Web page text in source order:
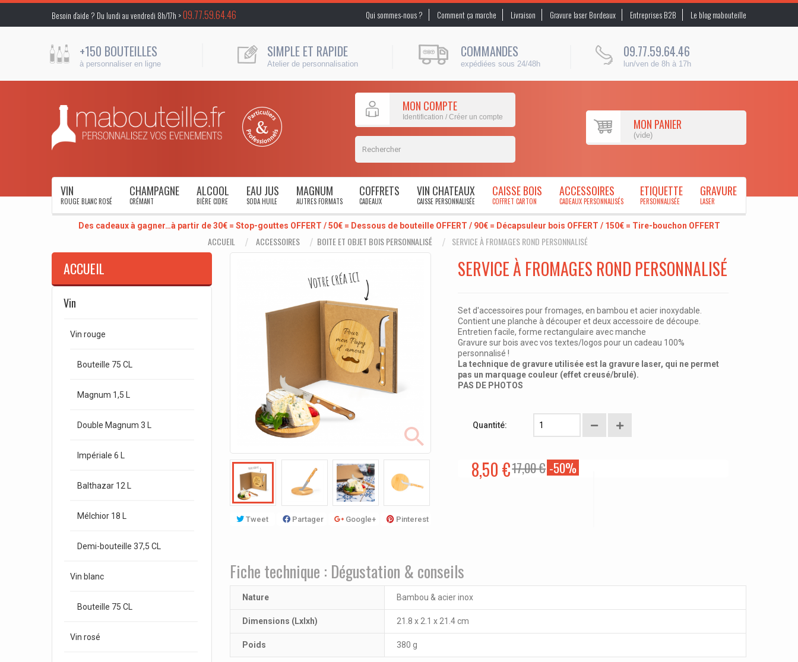
Besoin d’aide ? Du lundi au vendredi 8h/17h >09.77.59.64.46 Qui sommes-nous ? Comment ça marche Livraison Gravure laser Bordeaux Entreprises B2B Le blog mabouteille
+150 BOUTEILLES
à personnaliser en ligne
SIMPLE ET RAPIDE
Atelier de personnalisation
COMMANDES
expédiées sous 24/48h
09.77.59.64.46
lun/ven de 8h à 17h
MON COMPTE
Identification / Créer un compte MON PANIER
(vide)
VIN
ROUGE BLANC ROSÉ
CHAMPAGNE
CRÉMANT
ALCOOL
BIÈRE CIDRE
EAU JUS
SODA HUILE
MAGNUM
AUTRES FORMATS
COFFRETS
CADEAUX
VIN CHATEAUX
CAISSE PERSONNALISÉE
CAISSE BOIS
COFFRET CARTON
ACCESSOIRES
CADEAUX PERSONNALISÉS
ETIQUETTE
PERSONNALISÉE
GRAVURE
LASER
Des cadeaux à gagner…à partir de 30€ = Stop-gouttes OFFERT / 50€ = Dessous de bouteille OFFERT / 90€ = Décapsuleur bois OFFERT / 150€ = Tire-bouchon OFFERT
ACCUEIL ACCESSOIRES BOITE ET OBJET BOIS PERSONNALISÉ SERVICE À FROMAGES ROND PERSONNALISÉ
ACCUEIL
Vin
Vin rouge
Bouteille 75 CL
Magnum 1,5 L
Double Magnum 3 L
Impériale 6 L
Balthazar 12 L
Mélchior 18 L
Demi-bouteille 37,5 CL
Vin blanc
Bouteille 75 CL
Vin rosé
Tweet Partager Google+ Pinterest
SERVICE À FROMAGES ROND PERSONNALISÉ
Set d'accessoires pour fromages, en bambou et acier inoxydable.
Contient une planche à découper et deux accessoire de découpe.
Entretien facile, forme rectangulaire avec manche
Gravure sur bois avec vos textes/logos pour un cadeau 100%
personnalisé !
La technique de gravure utilisée est la gravure laser, qui ne permet
pas un marquage couleur (effet creusé/brulé).
PAS DE PHOTOS
Quantité:
8,50 €17,00 € -50%
Fiche technique : Dégustation & conseils
Nature Bambou & acier inox
Dimensions (Lxlxh) 21.8 x 2.1 x 21.4 cm
Poids 380 g